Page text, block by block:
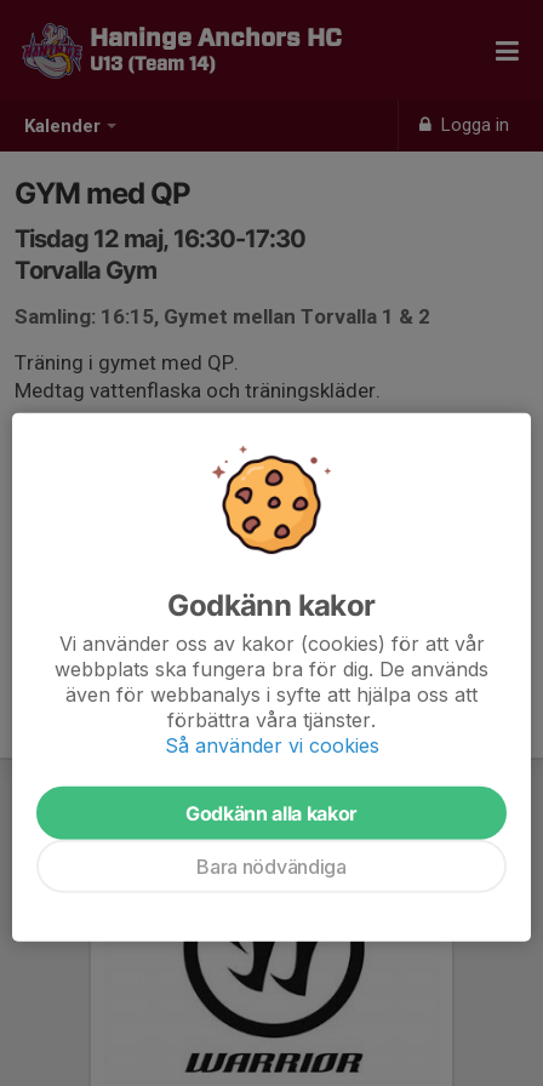
Kalender Logga in
Haninge Anchors HC
U13 (Team 14)
GYM med QP
Tisdag 12 maj, 16:30-17:30
Torvalla Gym
Samling: 16:15, Gymet mellan Torvalla 1 & 2
Träning i gymet med QP.
Medtag vattenflaska och träningskläder.
OBS! Alla ska göra gemensam uppvärmning tillsammans
med start 15 min innan gympasset börjar.
Minst 1 varv runt löparbanan sedan gemensam
uppvärmning i grupp så alla är uppvärmda och klara
Godkänn kakor
Vi använder oss av kakor (cookies) för att vår
webbplats ska fungera bra för dig. De används
även för webbanalys i syfte att hjälpa oss att
förbättra våra tjänster.
Så använder vi cookies
Godkänn alla kakor
Bara nödvändiga